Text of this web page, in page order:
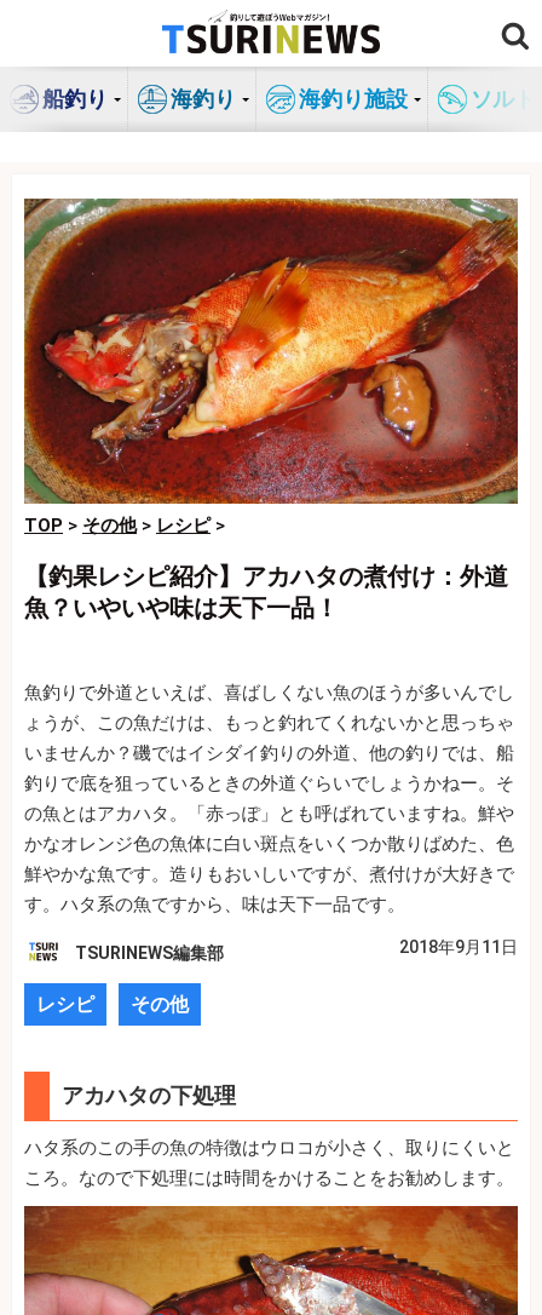
ン
船釣り 海釣り 海釣り施設 ソル
TOP > その他> レシピ>
【釣果レシピ紹介】アカハタの煮付け：外道
魚？いやいや味は天下一品！
魚釣りで外道といえば、喜ばしくない魚のほうが多いんでし
ょうが、この魚だけは、もっと釣れてくれないかと思っちゃ
いませんか？磯ではイシダイ釣りの外道、他の釣りでは、船
釣りで底を狙っているときの外道ぐらいでしょうかねー。そ
の魚とはアカハタ。「赤っぽ」とも呼ばれていますね。鮮や
かなオレンジ色の魚体に白い斑点をいくつか散りばめた、色
鮮やかな魚です。造りもおいしいですが、煮付けが大好きで
す。ハタ系の魚ですから、味は天下一品です。
TSURINEWS編集部 2018年9月11日
レシピ その他
アカハタの下処理
ハタ系のこの手の魚の特徴はウロコが小さく、取りにくいと
ころ。なので下処理には時間をかけることをお勧めします。